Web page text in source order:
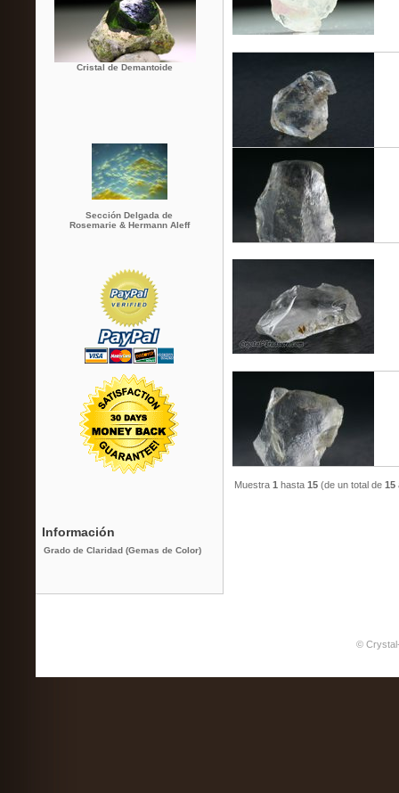
Cristal de Demantoide
Sección Delgada de
Rosemarie & Hermann Aleff
Información
Grado de Claridad (Gemas de Color)
Muestra 1 hasta 15 (de un total de 15
©